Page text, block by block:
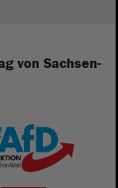
von Sachsen-